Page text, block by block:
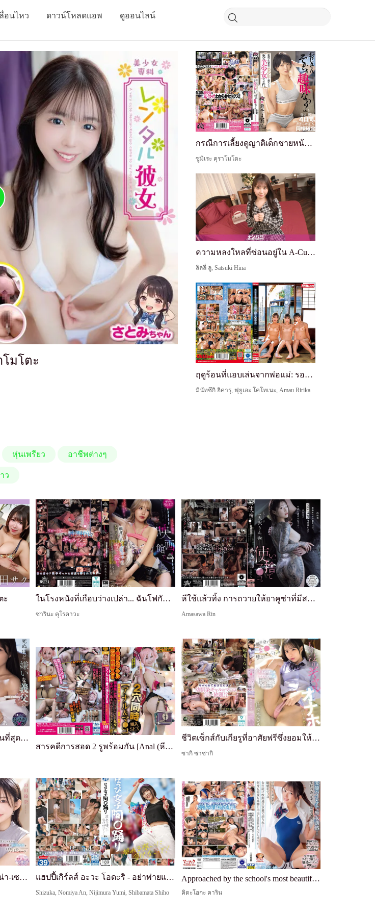
อนไหว ดาวน์โหลดแอพ ดูออนไลน์
โมโตะ
หุ่นเพรียว อาชีพต่างๆ
ว
กรณีการเลี้ยงดูญาติเด็กชายหน้าตาดีที่ซนของฉัน แต่กลับพบว่าเธอเป็นเด็กสาวสวย หลังจากถูกยั่วด้วยคำว่า 'ลุง นั่นคือความชอบของคุณเหรอ?' เป็นเวลา 4 วัน มันจบลงด้วยการมีเพศสัมพันธ์เพื่อแก้ไขและยืนยันการอยู่ร่วมกัน - Sumire Kuramoto
ซูมิเระ คุราโมโตะ
ความหลงใหลที่ซ่อนอยู่ใน A-Cup สาว OL ฮินาโนะ วัย 22 ปี ช่องว่างระหว่างชีวิตประจำวันกับความเสียว นัมปาจริงจัง ถ่ายครั้งแรก 2333
ลิลลี่ ลู, Satsuki Hina
ฤดูร้อนที่แอบเล่นจากพ่อแม่: รอยแทนของนักเรียน
มินัทซึกิ ฮิคารุ, ฟุยูเอะ โคโทเนะ, Amau Ririka
ะ ในโรงหนังที่เกือบว่างเปล่า... ฉันโฟกัสอะไรไม่ได้เลยนอกจากจะแตก เพราะสาวบลอนด์ผอมๆ นมใหญ่ที่นั่งข้างๆ คอยแกล้งหัวนมและควยฉัน... Sarina Momonaga
ซารินะ คุโรคาวะ
หีใช้แล้วทิ้ง การถวายให้ยาคูซ่าที่มีสมรรถภาพทางเพศสูงหลังพ้นโทษคือห้องน้ำเนื้อที่ไม่มีสิทธิมนุษยชนใดๆ จึงสามารถเย็ดหีและแตกในเธอจนตั้งครรภ์ได้ Amasawa Rin
Amasawa Rin
พ่อเลี้ยงที่ฉันเกลียดที่สุดที่ชอบฉันที่สุดคือฉัน เด็กสาวมัธยมปลาย... การข่มขืนที่น่าอับอายที่สุดที่ถูกบังคับให้เสร็จสิ้นขณะถูกกระทำ - ไอคะ เรีย
สารคดีการสอด 2 รูพร้อมกัน [Anal (หี) Insertion SEX]: ฉวยโอกาสจากความไร้เดียงสาของคอสเพลย์สาวสวยชนบท จากประสบการณ์เย็ดตูดครั้งแรกไปจนถึงรุมเย็ด 6P ที่รูทุกแห่งถูกยัด, 7 เล่มยักษ์
ชีวิตเซ็กส์กับเกียรูที่อาศัยฟรีซึ่งยอมให้ฉันเย็ดหีเพื่อแลกกับการให้ห้องพัก - ซาซากิ ซากิ
ซากิ ซาซากิ
ฉันปฏิบัติต่อติวเตอร์ของฉัน ซูซูน่า-เซนเซย์ ซึ่งดูอายุน้อยกว่าวัยจริง เหมือนเด็ก และเธอก็เข้าสู่โหมดโมโหจิ๋ว ใช้ท่าทางแบบพี่สาวจัดการฉัน ด้วยจูบฝรั่งเศสที่เข้มข้นจนผู้ใหญ่ต้องอาย และเทคนิคการลงโทษแบบปีศาจน้อยของเธอ ฉันถูกครอบงำอย่างสิ้นเชิง ซูซูน่า ยามาดะ แฮปปี้เกิร์ลส์ อะวะ โอดะริ - อย่าพ่ายแพ้ต่อความรู้สึกที่สั่นไหว!
Shizuka, Nomiya An, Nijimura Yumi, Shibamata Shiho
Approached by the school's most beautiful girl—a sensitive-bodied female student—in a swimsuit that violates school rules... I ended up having repeated creampie sex with Karin. Karin Kitaoka
คิตะโอกะ คาริน